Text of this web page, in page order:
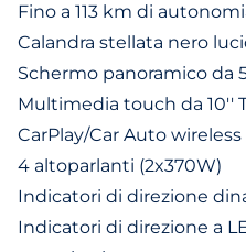
Fino a 113 km di
Calandra stellata nero
Schermo panoramico da
Multimedia touch da 10''
CarPlay/Car Auto wireless
4 altoparlanti (2x370W)
Indicatori di direzione
Indicatori di direzione a